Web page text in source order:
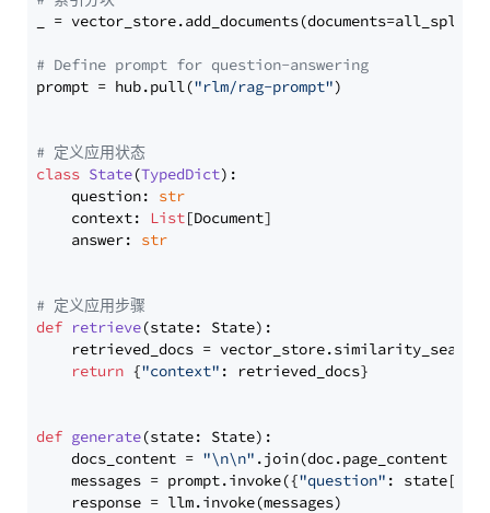
_ = vector_store.add_documents(documents=all_splits)
# Define prompt for question-answering
prompt = hub.pull("rlm/rag-prompt")
# 定义应用状态
class State(TypedDict):
    question:
str
    context:
List[Document]
    answer:
str
# 定义应用步骤
def retrieve(state: State):
retrieved_docs =
return {"context" : retrieved_docs}
def generate(state: State):
    docs_content =
"\n\n" .join(doc.page_content
    messages = prompt.invoke({
"question" : state[
    response = llm.invoke(messages)